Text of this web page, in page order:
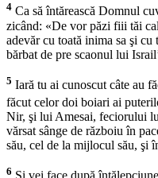
4 Ca să întărească Domnul
zicând: «De vor păzi fiii tăi
adevăr cu toată inima sa şi
bărbat de pre scaonul lui
5 Iară tu ai cunoscut câte au
făcut celor doi boiari ai
Nir, şi lui Amesai, feciorului
vărsat sânge de războiu în
său, cel de la mijlocul său, şi
6